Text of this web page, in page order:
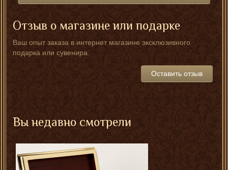
Отзыв о магазине или подарке
Ваш опыт заказа в интернет магазине эксклюзивного
подарка или сувенира.
Оставить отзыв
Вы недавно смотрели